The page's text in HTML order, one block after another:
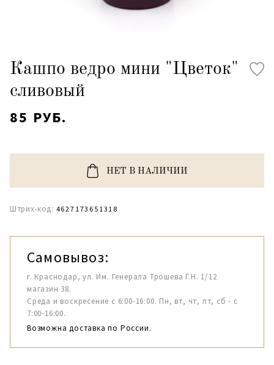
Кашпо ведро мини "Цветок"
сливовый
85 РУБ.
НЕТ В НАЛИЧИИ
Штрих-код: 4627173651318
Самовывоз:
г. Краснодар, ул. Им. Генерала Трошева Г.Н. 1/12
магазин 38.
Среда и воскресение с 6:00-16:00. Пн, вт, чт, пт, сб - с
7:00-16:00.
Возможна доставка по России.